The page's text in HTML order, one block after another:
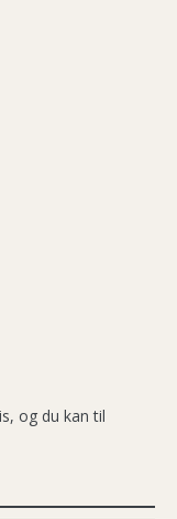
og du kan til